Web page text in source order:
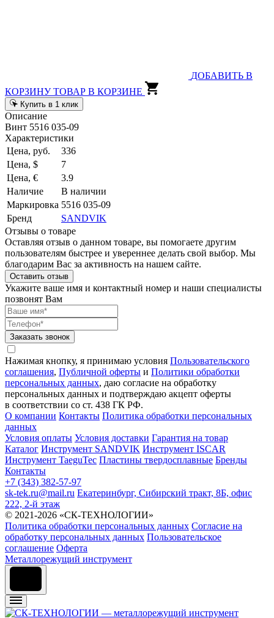
ДОБАВИТЬ В
КОРЗИНУ ТОВАР В КОРЗИНЕ
Купить в 1 клик
Описание
Винт 5516 035-09
Характеристики
Цена, руб.
336
Цена, $
7
Цена, €
3.9
Наличие
В наличии
Маркировка 5516 035-09
Бренд
SANDVIK
Отзывы о товаре
Оставляя отзыв о данном товаре, вы помогаете другим
пользователям быстрее и увереннее делать свой выбор. Мы
благодарим Вас за активность на нашем сайте.
Оставить отзыв
Укажите ваше имя и контактный номер и наши специалисты
позвонят Вам
Заказать звонок
Нажимая кнопку, я принимаю условия Пользовательского
соглашения, Публичной оферты и Политики обработки
персональных данных, даю согласие на обработку
персональных данных и подтверждаю акцепт оферты
в соответствии со ст. 438 ГК РФ.
О компании Контакты Политика обработки персональных
данных
Условия оплаты Условия доставки Гарантия на товар
Каталог Инструмент SANDVIK Инструмент ISCAR
Инструмент TaeguTec Пластины твердосплавные Бренды
Контакты
+7 (343) 382-57-97
sk-tek.ru@mail.ru Екатеринбург, Сибирский тракт, 8Б, офис
222, 2-й этаж
© 2021-2026 «СК-ТЕХНОЛОГИИ»
Политика обработки персональных данных Согласие на
обработку персональных данных Пользовательское
соглашение Оферта
Металлорежущий инструмент